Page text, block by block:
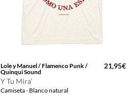
Lole y Manuel / Flamenco Punk /
Quinqui Sound
Y Tu Mira’
Camiseta - Blanco natural
21,95€